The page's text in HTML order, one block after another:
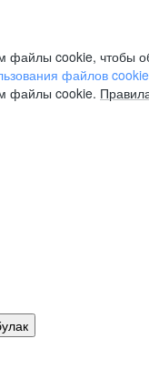
файлы cookie, чтобы
файлов cookie
файлы cookie.